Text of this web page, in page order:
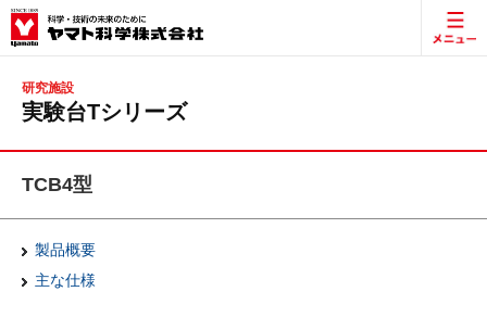
研究施設
実験台Tシリーズ
TCB4型
製品概要
主な仕様